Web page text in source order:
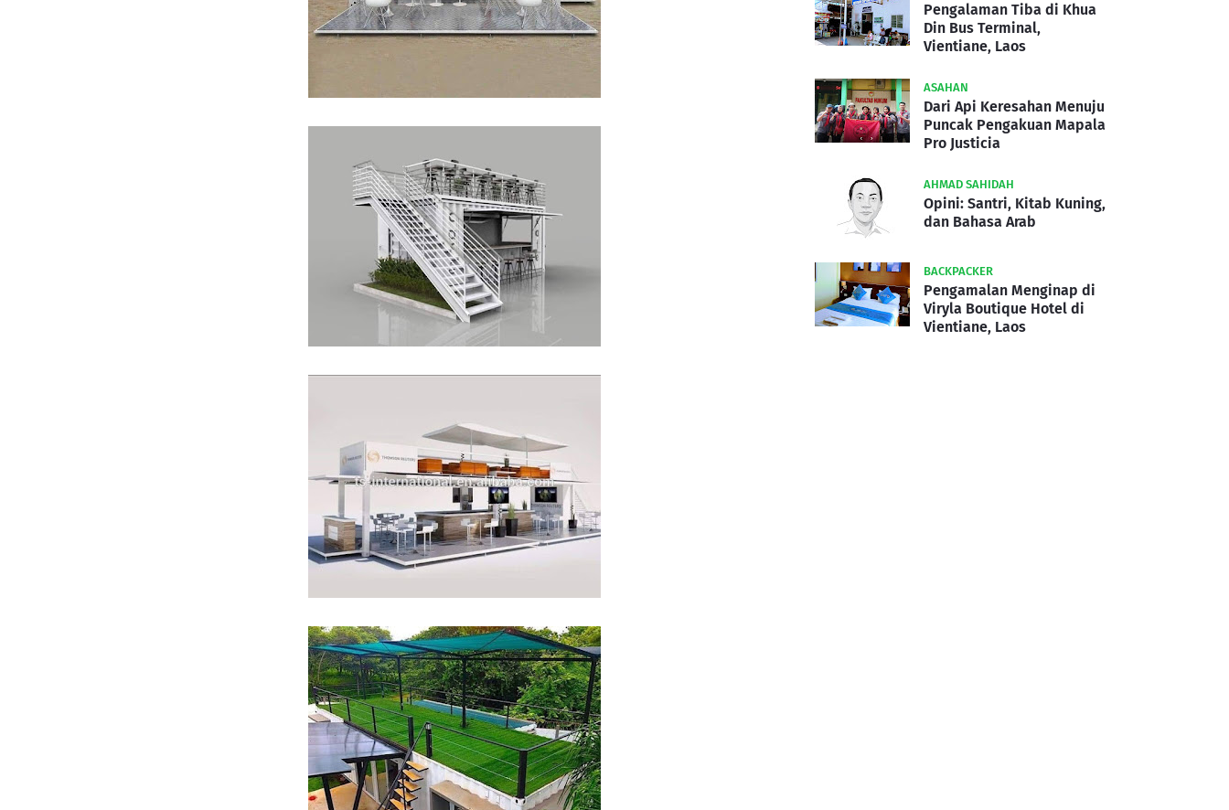
Pengalaman Tiba di Khua
Din Bus Terminal,
Vientiane, Laos
ASAHAN
Dari Api Keresahan Menuju
Puncak Pengakuan Mapala
Pro Justicia
AHMAD SAHIDAH
Opini: Santri, Kitab Kuning,
dan Bahasa Arab
BACKPACKER
Pengamalan Menginap di
Viryla Boutique Hotel di
Vientiane, Laos